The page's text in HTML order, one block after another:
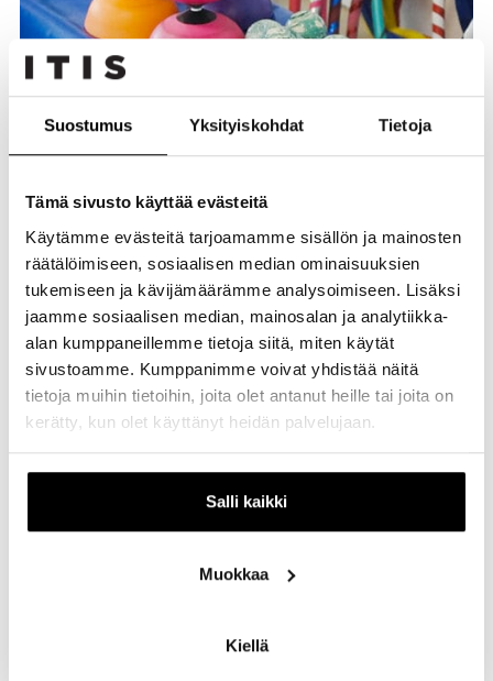
Suostumus Yksityiskohdat Tietoja
Tämä sivusto käyttää evästeitä
Käytämme evästeitä tarjoamamme sisällön ja mainosten
räätälöimiseen, sosiaalisen median ominaisuuksien
tukemiseen ja kävijämäärämme analysoimiseen. Lisäksi
jaamme sosiaalisen median, mainosalan ja analytiikka-
alan kumppaneillemme tietoja siitä, miten käytät
sivustoamme. Kumppanimme voivat yhdistää näitä
tietoja muihin tietoihin, joita olet antanut heille tai joita on
kerätty, kun olet käyttänyt heidän palvelujaan.
Salli kaikki
Muokkaa
Kiellä
Sirkusvälineitä pääsee testailemaan ryhmätunneilla
Sirkus Magentan tavoitteena on tarjota turvallinen tila,
jossa jokainen voi olla oma itsensä. Kyytinen mainitsee,
että Itiksen ”Tilaa olla sinä” -slogan menee hyvin yhteen
heidän toimintansa kanssa, ja sirkussalin seinällä
komeileekin isoin valokirjaimin ”Sirkusta kaikille”.
”Meidän toiminta on kaikille ja jokaisella on täällä
mahdollisuus osallistua sellaisena kuin on. Yhdenvertaisuus
on meillä tosi tärkeä arvo ja ollaan huomioitu se myös
konkreettisesti täällä uudessa sirkustilassa esimerkiksi
sukupuolisensitiivisillä pukuhuonekopeilla. Meillä on tosi
paljon eritaustaisia ihmisiä transihmisistä
sateenkaarisenioreihin ja eri uskonnollisista taustoista
oleviin ihmisiin ja meille on tosi tärkeää, että voidaan luoda